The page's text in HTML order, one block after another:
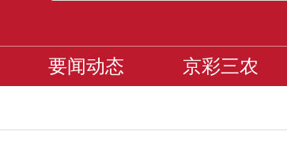
要闻动态 京彩三农